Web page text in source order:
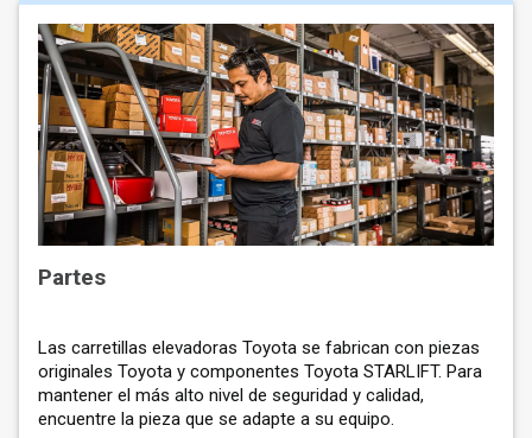
Partes
Las carretillas elevadoras Toyota se fabrican con piezas
originales Toyota y componentes Toyota STARLIFT. Para
mantener el más alto nivel de seguridad y calidad,
encuentre la pieza que se adapte a su equipo.